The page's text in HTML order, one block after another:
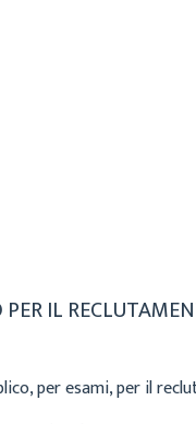
PER IL
per esami, per il